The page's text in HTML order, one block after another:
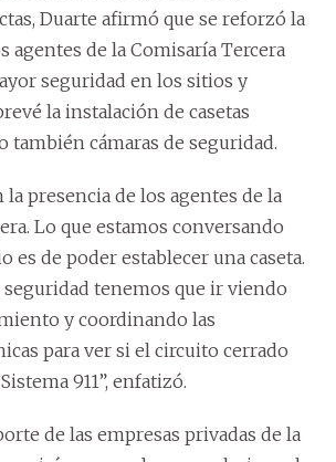
Duarte afirmó que se reforzó la
agentes de la Comisaría Tercera
seguridad en los sitios y
la instalación de casetas
también cámaras de seguridad.
la presencia de los agentes de la
Lo que estamos conversando
es de poder establecer una caseta.
seguridad tenemos que ir viendo
y coordinando las
para ver si el circuito cerrado
911”, enfatizó.
de las empresas privadas de la